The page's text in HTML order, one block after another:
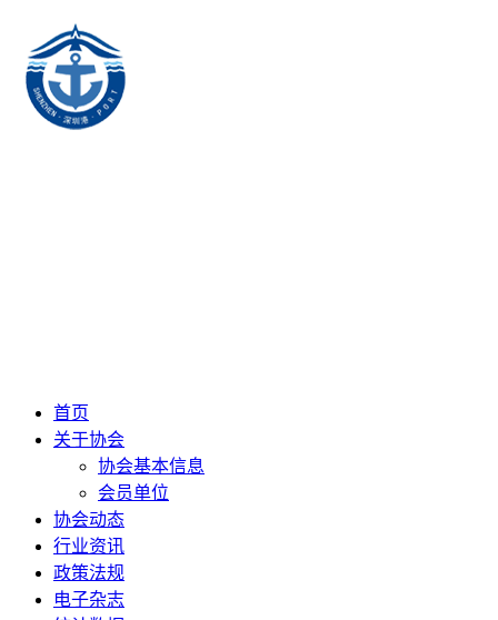
首页
关于协会
协会基本信息
会员单位
协会动态
行业资讯
政策法规
电子杂志